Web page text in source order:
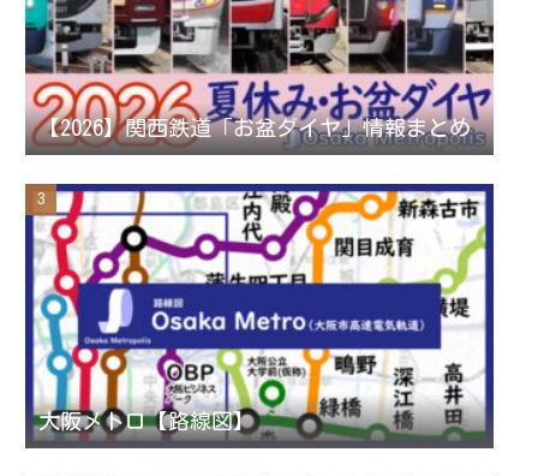
a
n
n
e
【2026】関西鉄道「お盆ダイヤ」情報まとめ
大阪メトロ【路線図】